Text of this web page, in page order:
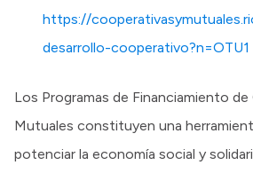
https://
desarrollo-cooperativo?n=OTU1
Los Programas de Financiamiento
Mutuales constituyen una
potenciar la economía social y